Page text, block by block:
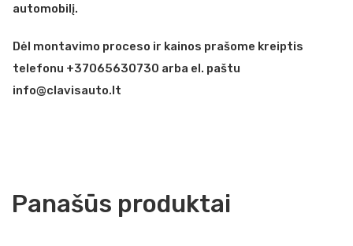
automobilį.
Dėl montavimo proceso ir kainos prašome kreiptis
telefonu +37065630730 arba el. paštu
info@clavisauto.lt
Panašūs produktai